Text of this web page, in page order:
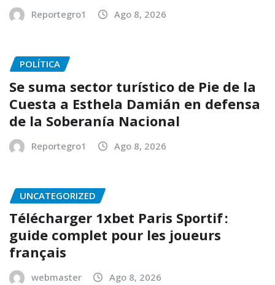
Reportegro1 Ago 8, 2026
POLÍTICA
Se suma sector turístico de Pie de la
Cuesta a Esthela Damián en defensa
de la Soberanía Nacional
Reportegro1 Ago 8, 2026
UNCATEGORIZED
Télécharger 1xbet Paris Sportif :
guide complet pour les joueurs
français
webmaster Ago 8, 2026